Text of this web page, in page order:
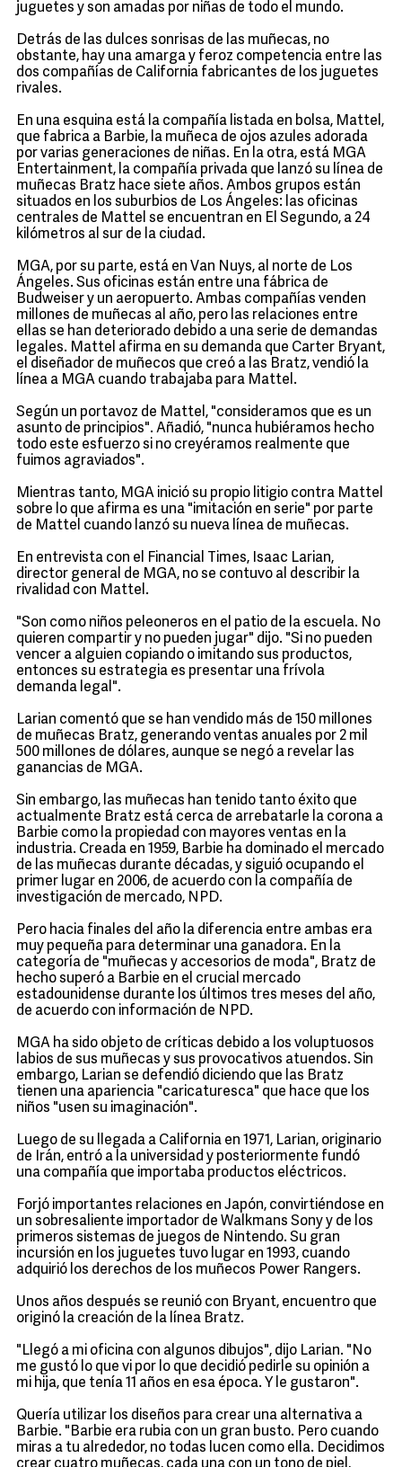
juguetes y son amadas por niñas de todo el mundo.
Detrás de las dulces sonrisas de las muñecas, no
obstante, hay una amarga y feroz competencia entre las
dos compañías de California fabricantes de los juguetes
rivales.
En una esquina está la compañía listada en bolsa, Mattel,
que fabrica a Barbie, la muñeca de ojos azules adorada
por varias generaciones de niñas. En la otra, está MGA
Entertainment, la compañía privada que lanzó su línea de
muñecas Bratz hace siete años. Ambos grupos están
situados en los suburbios de Los Ángeles: las oficinas
centrales de Mattel se encuentran en El Segundo, a 24
kilómetros al sur de la ciudad.
MGA, por su parte, está en Van Nuys, al norte de Los
Ángeles. Sus oficinas están entre una fábrica de
Budweiser y un aeropuerto. Ambas compañías venden
millones de muñecas al año, pero las relaciones entre
ellas se han deteriorado debido a una serie de demandas
legales. Mattel afirma en su demanda que Carter Bryant,
el diseñador de muñecos que creó a las Bratz, vendió la
línea a MGA cuando trabajaba para Mattel.
Según un portavoz de Mattel, "consideramos que es un
asunto de principios". Añadió, "nunca hubiéramos hecho
todo este esfuerzo si no creyéramos realmente que
fuimos agraviados".
Mientras tanto, MGA inició su propio litigio contra Mattel
sobre lo que afirma es una "imitación en serie" por parte
de Mattel cuando lanzó su nueva línea de muñecas.
En entrevista con el Financial Times, Isaac Larian,
director general de MGA, no se contuvo al describir la
rivalidad con Mattel.
"Son como niños peleoneros en el patio de la escuela. No
quieren compartir y no pueden jugar" dijo. "Si no pueden
vencer a alguien copiando o imitando sus productos,
entonces su estrategia es presentar una frívola
demanda legal".
Larian comentó que se han vendido más de 150 millones
de muñecas Bratz, generando ventas anuales por 2 mil
500 millones de dólares, aunque se negó a revelar las
ganancias de MGA.
Sin embargo, las muñecas han tenido tanto éxito que
actualmente Bratz está cerca de arrebatarle la corona a
Barbie como la propiedad con mayores ventas en la
industria. Creada en 1959, Barbie ha dominado el mercado
de las muñecas durante décadas, y siguió ocupando el
primer lugar en 2006, de acuerdo con la compañía de
investigación de mercado, NPD.
Pero hacia finales del año la diferencia entre ambas era
muy pequeña para determinar una ganadora. En la
categoría de "muñecas y accesorios de moda", Bratz de
hecho superó a Barbie en el crucial mercado
estadounidense durante los últimos tres meses del año,
de acuerdo con información de NPD.
MGA ha sido objeto de críticas debido a los voluptuosos
labios de sus muñecas y sus provocativos atuendos. Sin
embargo, Larian se defendió diciendo que las Bratz
tienen una apariencia "caricaturesca" que hace que los
niños "usen su imaginación".
Luego de su llegada a California en 1971, Larian, originario
de Irán, entró a la universidad y posteriormente fundó
una compañía que importaba productos eléctricos.
Forjó importantes relaciones en Japón, convirtiéndose en
un sobresaliente importador de Walkmans Sony y de los
primeros sistemas de juegos de Nintendo. Su gran
incursión en los juguetes tuvo lugar en 1993, cuando
adquirió los derechos de los muñecos Power Rangers.
Unos años después se reunió con Bryant, encuentro que
originó la creación de la línea Bratz.
"Llegó a mi oficina con algunos dibujos", dijo Larian. "No
me gustó lo que vi por lo que decidió pedirle su opinión a
mi hija, que tenía 11 años en esa época. Y le gustaron".
Quería utilizar los diseños para crear una alternativa a
Barbie. "Barbie era rubia con un gran busto. Pero cuando
miras a tu alrededor, no todas lucen como ella. Decidimos